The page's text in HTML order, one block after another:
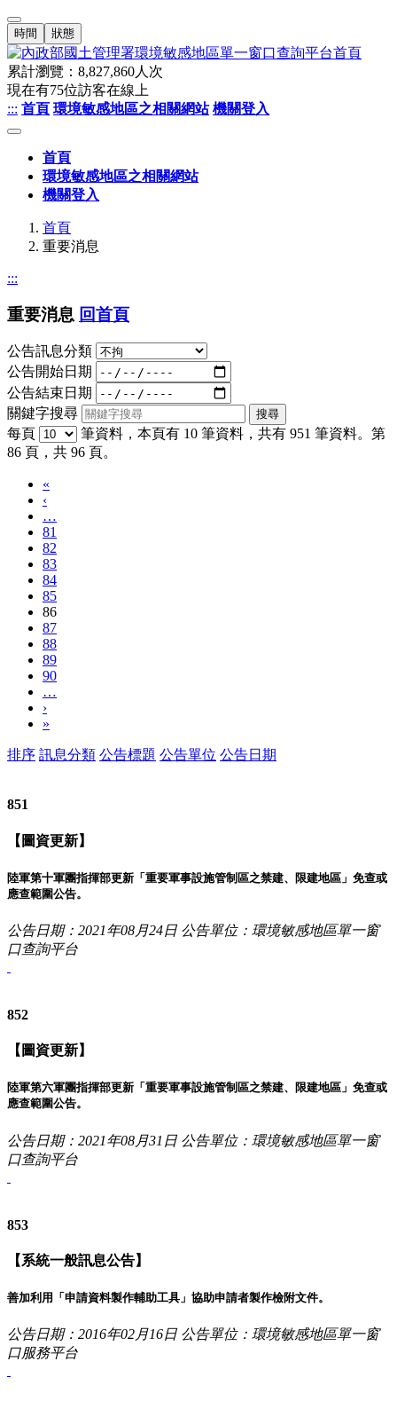
時間 狀態
累計瀏覽： 8,827,860人次
現在有75位訪客在線上
::: 首頁 環境敏感地區之相關網站 機關登入
首頁
環境敏感地區之相關網站
機關登入
首頁
重要消息
:::
重要消息 回首頁
公告訊息分類
公告開始日期
公告結束日期
關鍵字搜尋
每頁
筆資料，本頁有 10 筆資料，共有 951 筆資料。第
86 頁，共 96 頁。
«
‹
…
81
82
83
84
85
86
87
88
89
90
…
›
»
排序 訊息分類 公告標題 公告單位 公告日期
851
【圖資更新】
陸軍第十軍團指揮部更新「重要軍事設施管制區之禁建、限建地區」免查或
應查範圍公告。
公告日期：2021年08月24日 公告單位：環境敏感地區單一窗
口查詢平台
852
【圖資更新】
陸軍第六軍團指揮部更新「重要軍事設施管制區之禁建、限建地區」免查或
應查範圍公告。
公告日期：2021年08月31日 公告單位：環境敏感地區單一窗
口查詢平台
853
【系統一般訊息公告】
善加利用「申請資料製作輔助工具」協助申請者製作檢附文件。
公告日期：2016年02月16日 公告單位：環境敏感地區單一窗
口服務平台